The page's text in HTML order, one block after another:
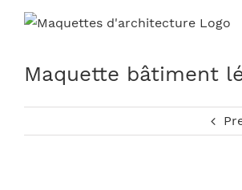
Skip
Maquette bâtiment